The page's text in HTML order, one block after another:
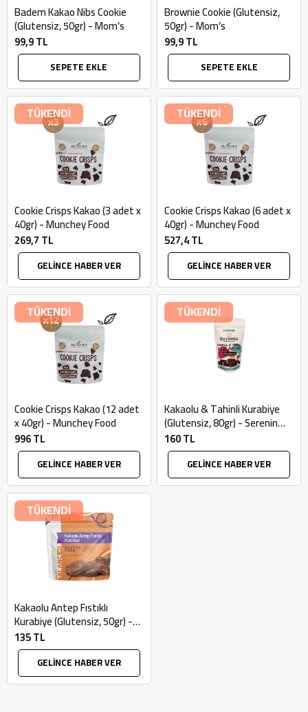
Badem Kakao Nibs Cookie
(Glutensiz, 50gr) - Mom’s
99,9 TL
SEPETE EKLE
Brownie Cookie (Glutensiz,
50gr) - Mom’s
99,9 TL
SEPETE EKLE
TÜKENDİ
Cookie Crisps Kakao (3 adet x
40gr) - Munchey Food
269,7 TL
GELİNCE HABER VER
TÜKENDİ
Cookie Crisps Kakao (6 adet x
40gr) - Munchey Food
527,4 TL
GELİNCE HABER VER
TÜKENDİ
Cookie Crisps Kakao (12 adet
x 40gr) - Munchey Food
996 TL
GELİNCE HABER VER
TÜKENDİ
Kakaolu & Tahinli Kurabiye
(Glutensiz, 80gr) - Serenin
Doğal Dünyası
160 TL
GELİNCE HABER VER
TÜKENDİ
Kakaolu Antep Fıstıklı
Kurabiye (Glutensiz, 50gr) -
Kind Of Balanced
135 TL
GELİNCE HABER VER